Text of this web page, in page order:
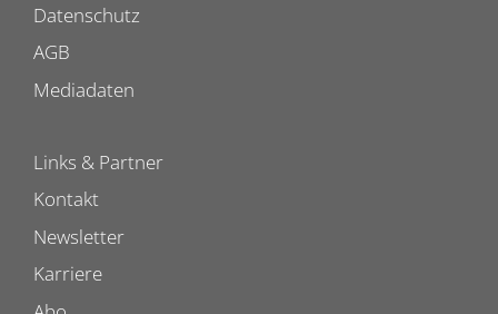
Datenschutz
AGB
Mediadaten
Links & Partner
Kontakt
Newsletter
Karriere